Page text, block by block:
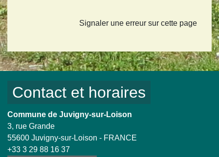
Signaler une erreur sur cette page
Contact et horaires
Commune de Juvigny-sur-Loison
3, rue Grande
55600 Juvigny-sur-Loison - FRANCE
+33 3 29 88 16 37